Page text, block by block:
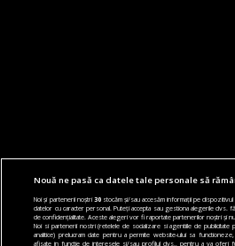
Nouă ne pasă ca datele tale personale să
Noi și partenerii noștri30stocăm și/sau accesăm informații pe
datelor cu caracter personal. Puteți accepta sau gestiona alegerile dvs.
de confidențialitate. Aceste alegeri vor fi raportate partenerilor noștri și
Noi si partenerii nostri (retelele de socializare si agentiile de
analitice) prelucram date pentru a permite website-ului sa
afisate in functie de interesele si/sau profilul dvs., pentru a va oferi